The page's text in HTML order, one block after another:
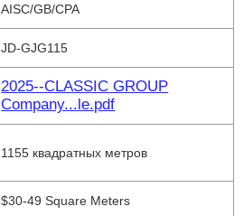
AISC/GB/CPA
JD-GJG115
2025--CLASSIC GROUP
Company...le.pdf
1155 квадратных метров
$30-49 Square Meters